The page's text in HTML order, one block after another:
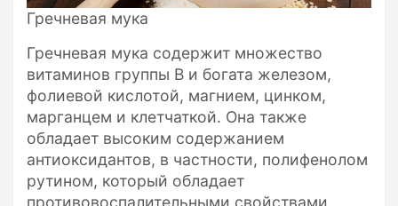
Гречневая мука
Гречневая мука содержит множество
витаминов группы B и богата железом,
фолиевой кислотой, магнием, цинком,
марганцем и клетчаткой. Она также
обладает высоким содержанием
антиоксидантов, в частности, полифенолом
рутином, который обладает